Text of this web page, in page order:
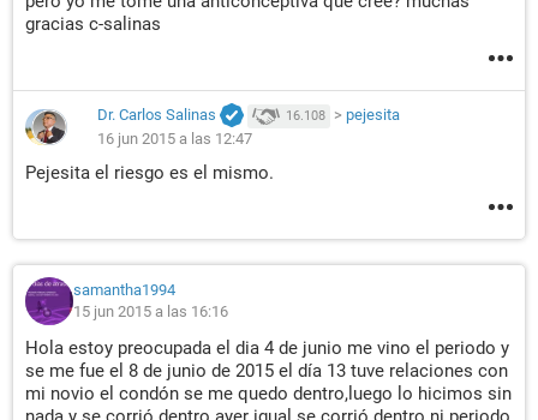
gracias c-salinas
Dr. Carlos Salinas 16.108 > pejesita
16 jun 2015 a las 12:47
Pejesita el riesgo es el mismo.
samantha1994
15 jun 2015 a las 16:16
Hola estoy preocupada el dia 4 de junio me vino el periodo y
se me fue el 8 de junio de 2015 el día 13 tuve relaciones con
mi novio el condón se me quedo dentro,luego lo hicimos sin